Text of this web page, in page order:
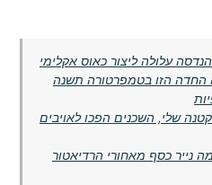
עלולה ליצור כאוס אקלימי
החדה הזו בטמפרטורה תשנה
שלי, השכנים הפכו לאויבים
נייר כסף מאחורי הרדיאטור